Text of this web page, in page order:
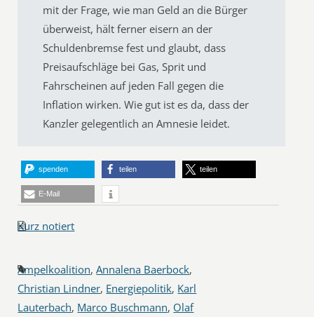
mit der Frage, wie man Geld an die Bürger
überweist, hält ferner eisern an der
Schuldenbremse fest und glaubt, dass
Preisaufschläge bei Gas, Sprit und
Fahrscheinen auf jeden Fall gegen die
Inflation wirken. Wie gut ist es da, dass der
Kanzler gelegentlich an Amnesie leidet.
spenden teilen teilen
E-Mail
Kurz notiert
Ampelkoalition,Annalena Baerbock,
Christian Lindner, Energiepolitik, Karl
Lauterbach, Marco Buschmann, Olaf